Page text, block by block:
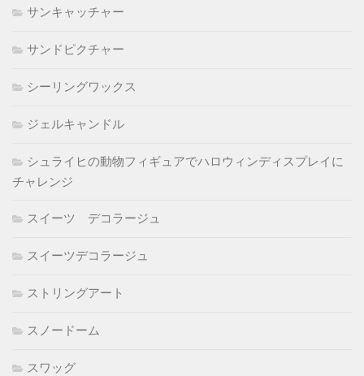
サンキャッチャー
サンドピクチャー
シーリングワックス
ジェルキャンドル
シュライヒの動物フィギュアでハロウィンディスプレイに
チャレンジ
スイーツ デコラージュ
スイーツデコラージュ
ストリングアート
スノードーム
スワッグ